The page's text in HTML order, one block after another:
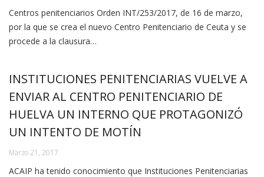
Centros penitenciarios Orden INT/253/2017, de 16 de marzo,
por la que se crea el nuevo Centro Penitenciario de Ceuta y se
procede a la clausura…
INSTITUCIONES PENITENCIARIAS VUELVE A
ENVIAR AL CENTRO PENITENCIARIO DE
HUELVA UN INTERNO QUE PROTAGONIZÓ
UN INTENTO DE MOTÍN
Marzo 21, 2017
ACAIP ha tenido conocimiento que Instituciones Penitenciarias